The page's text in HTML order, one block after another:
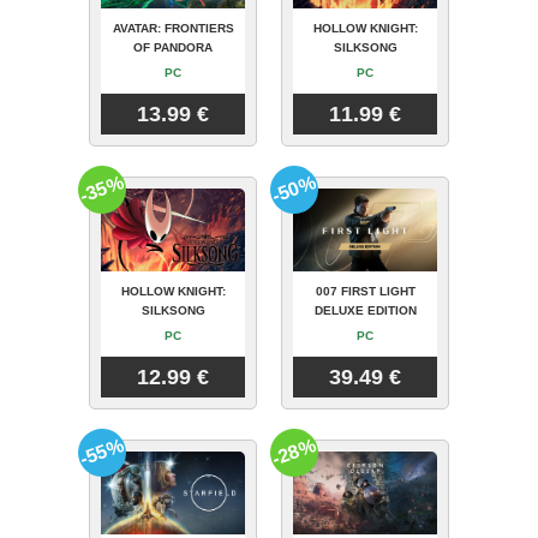
AVATAR: FRONTIERS
OF PANDORA
PC
13.99 €
HOLLOW KNIGHT:
SILKSONG
PC
11.99 €
HOLLOW KNIGHT:
SILKSONG
PC
12.99 €
-35%
007 FIRST LIGHT
DELUXE EDITION
PC
39.49 €
-50%
-55% -28%